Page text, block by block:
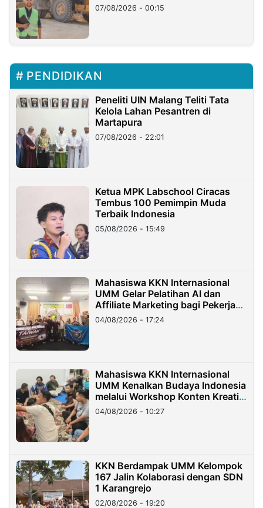
07/08/2026 - 00:15
PENDIDIKAN
Peneliti UIN Malang Teliti Tata
Kelola Lahan Pesantren di
Martapura
07/08/2026 - 22:01
Ketua MPK Labschool Ciracas
Tembus 100 Pemimpin Muda
Terbaik Indonesia
05/08/2026 - 15:49
Mahasiswa KKN Internasional
UMM Gelar Pelatihan AI dan
Affiliate Marketing bagi Pekerja
Migran Indonesia di Taiwan
04/08/2026 - 17:24
Mahasiswa KKN Internasional
UMM Kenalkan Budaya Indonesia
melalui Workshop Konten Kreatif
di Taiwan
04/08/2026 - 10:27
KKN Berdampak UMM Kelompok
167 Jalin Kolaborasi dengan SDN
1 Karangrejo
02/08/2026 - 19:20